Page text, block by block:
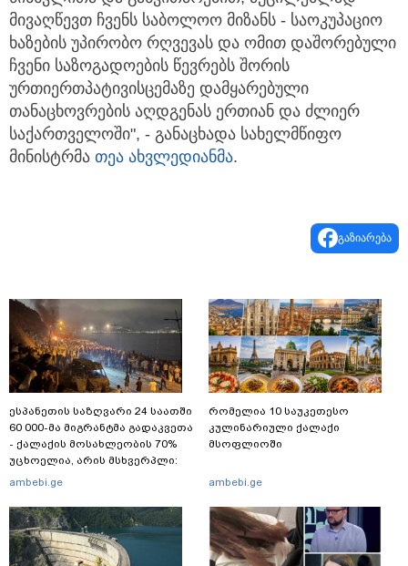
მივაღწევთ ჩვენს საბოლოო მიზანს - საოკუპაციო
ხაზების უპირობო რღვევას და ომით დაშორებული
ჩვენი საზოგადოების წევრებს შორის
ურთიერთპატივისცემაზე დამყარებული
თანაცხოვრების აღდგენას ერთიან და ძლიერ
საქართველოში", - განაცხადა სახელმწიფო
მინისტრმა თეა ახვლედიანმა.
გაზიარება
ესპანეთის საზღვარი 24 საათში
60 000-მა მიგრანტმა გადაკვეთა
- ქალაქის მოსახლეობის 70%
უცხოელია, არის მსხვერპლი:
ბოლო ცნობები სეუტადან,
გასვლის ეშინიათ
ambebi.ge
რომელია 10 საუკეთესო
კულინარიული ქალაქი
მსოფლიოში
ambebi.ge